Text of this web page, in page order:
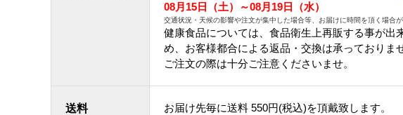
08月15日（土）～08月19日（水）
交通状況・天候の影響や注文が集中した場合等、お届けに時間を頂く場合が
健康食品については、食品衛生上再販する事が出
め、お客様都合による返品・交換は承っておりま
ご注文の際は十分ご注意くださいませ。
送料 お届け先毎に送料 550円(税込)を頂戴致します。